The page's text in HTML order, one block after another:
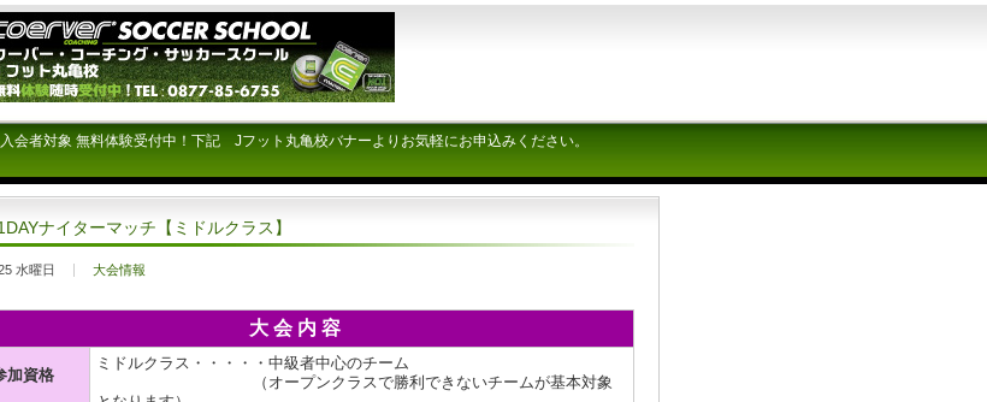
会者対象 無料体験受付中！下記 Jフット丸亀校バナーよりお気軽にお申込みください。
ナイターマッチ【ミドルクラス】
水曜日 大会情報
大 会 内 容
加資格
ミドルクラス・・・・・中級者中心のチーム
（オープンクラスで勝利できないチームが基本対象